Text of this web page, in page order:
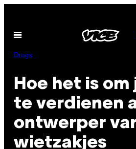
de
inhoud
Open
Drugs
Hoe het is om
te verdienen
ontwerper
wietzakjes